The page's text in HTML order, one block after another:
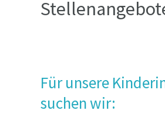
Für unsere
suchen wir: